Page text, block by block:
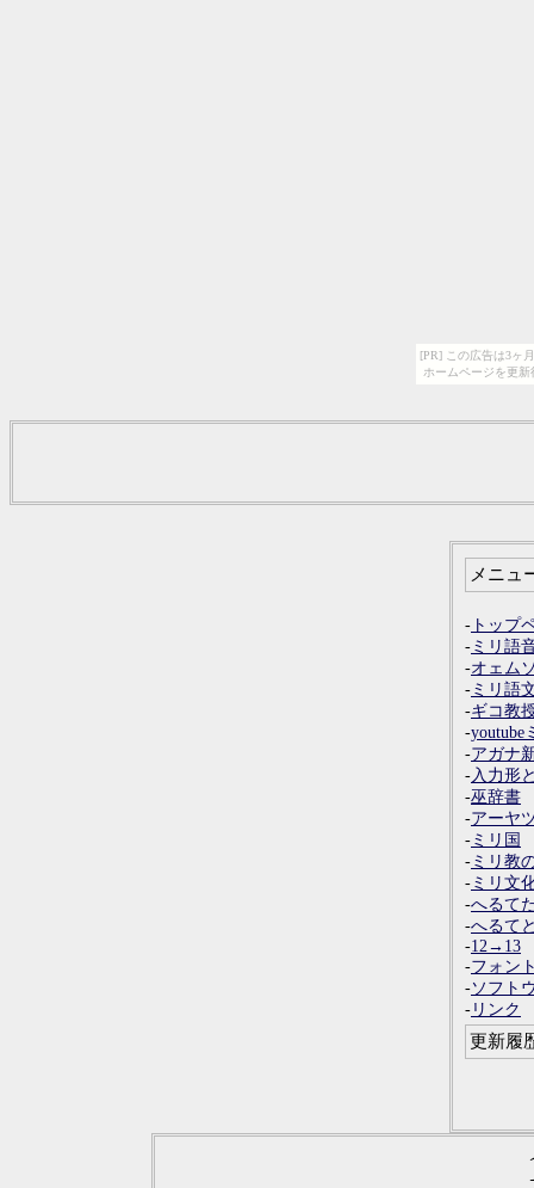
[PR] この広告は3ヶ
ホームページを更
メニュ
- トップ
- ミリ語
-オェム
- ミリ語
-ギコ教
-youtube
-アガナ
-入力形
-巫辞書
-アーヤ
- ミリ国
- ミリ教
- ミリ文
-へるて
-へるて
-12→13
-フォン
-ソフト
- リンク
更新履